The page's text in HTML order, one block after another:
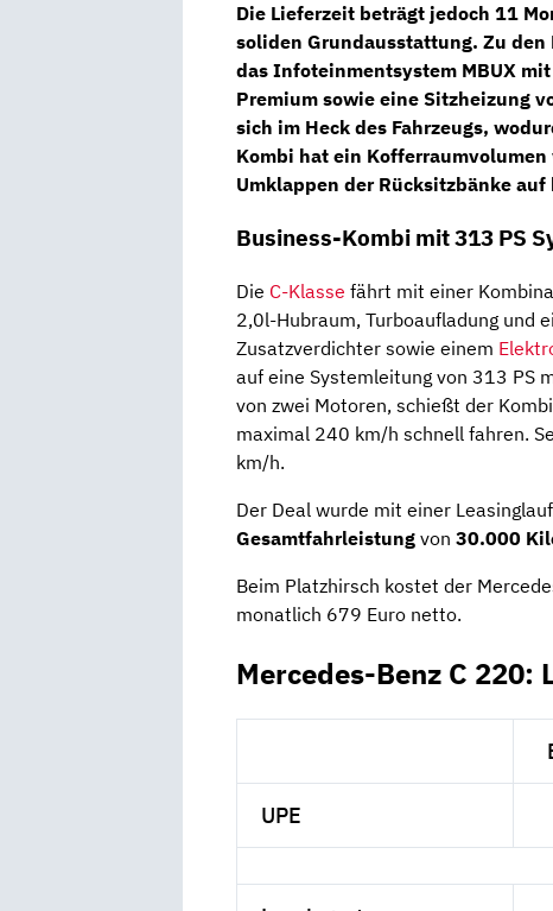
Die Lieferzeit beträgt jedoch 11
soliden Grundausstattung. Zu
das Infoteinmentsystem MBUX
Premium sowie eine Sitzheizung
sich im Heck des Fahrzeugs,
Kombi hat ein
Umklappen der Rücksitzbänke
Business-Kombi mit 313 PS
Die C-Klasse fährt mit einer
2,0l-Hubraum, Turboaufladung und
Zusatzverdichter sowie einem
auf eine Systemleitung von 313 PS
von zwei Motoren, schießt der
maximal 240 km/h schnell fahren.
km/h.
Der Deal wurde mit einer
Gesamtfahrleistung von 30.000
Beim Platzhirsch kostet der
monatlich 679 Euro netto.
Mercedes-Benz C 220:
UPE